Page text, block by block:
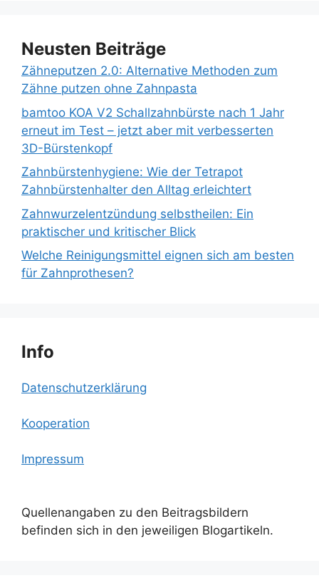
Neusten Beiträge
Zähneputzen 2.0: Alternative Methoden zum
Zähne putzen ohne Zahnpasta
bamtoo KOA V2 Schallzahnbürste nach 1 Jahr
erneut im Test – jetzt aber mit verbesserten
3D-Bürstenkopf
Zahnbürstenhygiene: Wie der Tetrapot
Zahnbürstenhalter den Alltag erleichtert
Zahnwurzelentzündung selbstheilen: Ein
praktischer und kritischer Blick
Welche Reinigungsmittel eignen sich am besten
für Zahnprothesen?
Info
Datenschutzerklärung
Kooperation
Impressum
Quellenangaben zu den Beitragsbildern
befinden sich in den jeweiligen Blogartikeln.